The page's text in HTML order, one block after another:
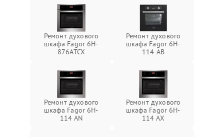
Ремонт духового
шкафа Fagor 6H-
876ATCX
Ремонт духового
шкафа Fagor 6H-
114 AB
Ремонт духового
шкафа Fagor 6H-
114 AN
Ремонт духового
шкафа Fagor 6H-
114 AX